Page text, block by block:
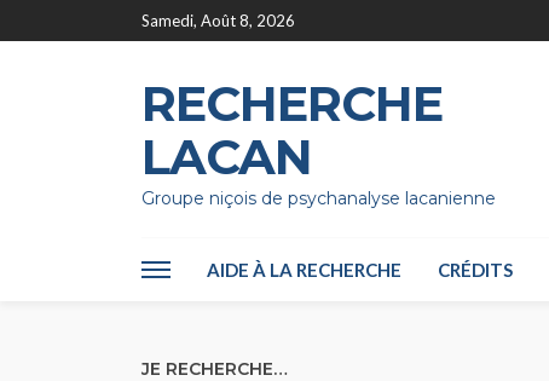
Samedi, Août 8, 2026
RECHERCHE
LACAN
Groupe niçois de psychanalyse lacanienne
AIDE À LA RECHERCHE CRÉDITS
JE RECHERCHE…